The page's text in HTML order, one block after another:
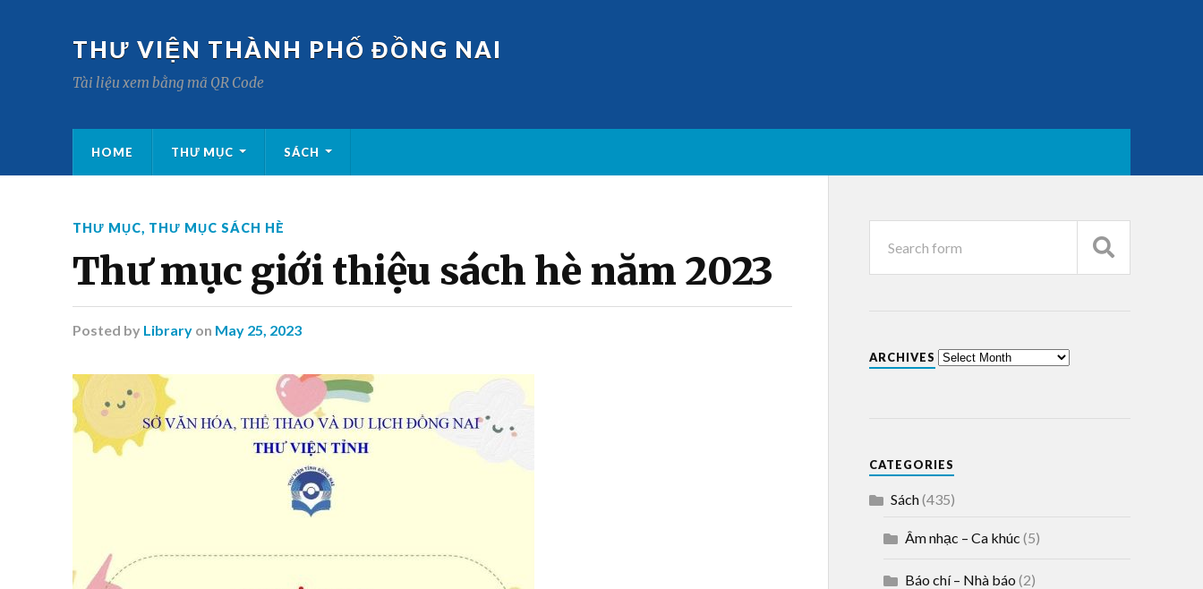
THƯ VIỆN THÀNH PHỐ ĐỒNG NAI
Tài liệu xem bằng mã QR Code
HOME THƯ MỤC SÁCH
THƯ MỤC, THƯ MỤC SÁCH HÈ
Thư mục giới thiệu sách hè năm 2023
Posted by Library on May 25, 2023
ARCHIVES
CATEGORIES
Sách(435)
Âm nhạc – Ca khúc (5)
Báo chí – Nhà báo (2)